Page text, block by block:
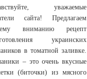
уважаемые
сайта! Предлагаем
вниманию рецепт
украинских
в томатной заливке.
– это очень вкусные
(биточки) из мясного